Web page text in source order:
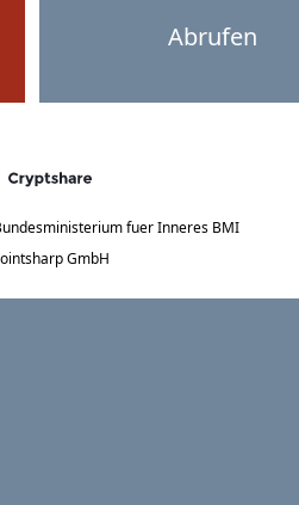
Abrufen
fuer Inneres BMI
GmbH